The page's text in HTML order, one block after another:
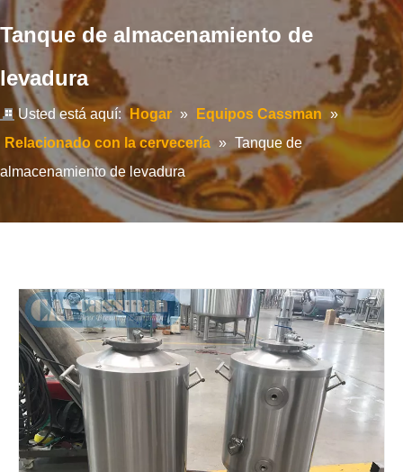
Tanque de almacenamiento de
levadura
Usted está aquí: Hogar » Equipos Cassman »
Relacionado con la cervecería » Tanque de
almacenamiento de levadura